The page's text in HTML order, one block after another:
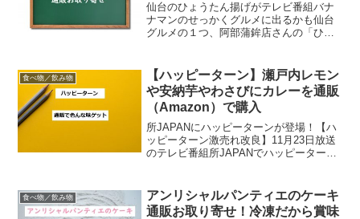
仙台のひょうたん揚げがテレビ番組バナ
ナマンのせっかくグルメに出るかも仙台
グルメの１つ、阿部蒲鉾店さんの「ひょ
るかどうかは番組で見守りましょう
ー！）ここでは楽天で買えるひ...
食べ物／飲み物
【ハッピーターン】瀬戸内レモン
や安納芋やわさびにカレーを通販
（Amazon）で購入
所JAPANにハッピーターンが登場！【ハ
ッピーターン激売れ改良】11月23日放送
のテレビ番組所JAPANでハッピーターン
変わり種orご当地ハッピーターンの話題
というわけ...
食べ物／飲み物
アンリシャルパンティエのケーキ
通販お取り寄せ！冷凍だから賞味